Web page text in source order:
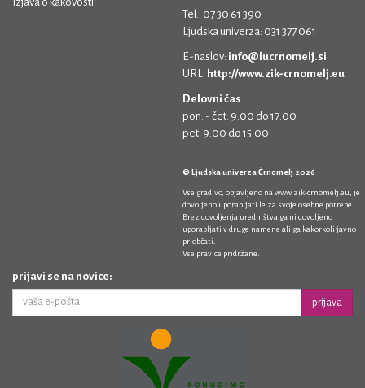
Tel.: 07 30 61 390
Ljudska univerza: 031 377 061
E-naslov: info@lucrnomelj.si
URL: http://www.zik-crnomelj.eu
Delovni čas
pon. - čet. 9:00 do 17:00
pet. 9:00 do 15:00
© Ljudska univerza Črnomelj 2026
Vse gradivo, objavljeno na www.zik-crnomelj.eu , je
dovoljeno uporabljati le za svoje osebne potrebe.
Brez dovoljenja uredništva ga ni dovoljeno
uporabljati v druge namene ali ga kakorkoli javno
priobčati.
Vse pravice pridržane.
prijavi se na novice:
prijava